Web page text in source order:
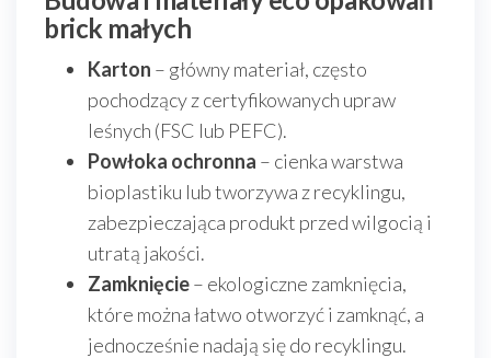
brick małych
Karton – główny materiał, często
pochodzący z certyfikowanych upraw
leśnych (FSC lub PEFC).
Powłoka ochronna – cienka warstwa
bioplastiku lub tworzywa z recyklingu,
zabezpieczająca produkt przed wilgocią i
utratą jakości.
Zamknięcie– ekologiczne zamknięcia,
które można łatwo otworzyć i zamknąć, a
jednocześnie nadają się do recyklingu.